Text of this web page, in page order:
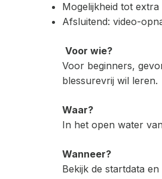
Mogelijkheid tot
Afsluitend: video-
Voor wie?
Voor beginners,
blessurevrij wil leren.
Waar?
In het open water
Wanneer?
Bekijk de startdata